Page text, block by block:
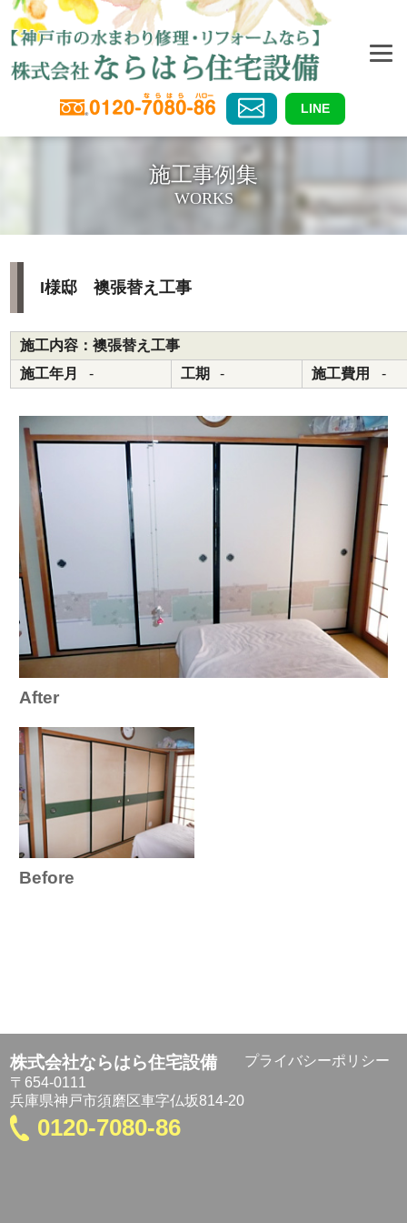
LINE
施工事例集
WORKS
I様邸 襖張替え工事
施工内容：襖張替え工事
施工年月
- 工期 - 施工費用 -
After
Before
株式会社ならはら住宅設備
〒654-0111
兵庫県神戸市須磨区車字仏坂814-20
0120-7080-86
プライバシーポリシー